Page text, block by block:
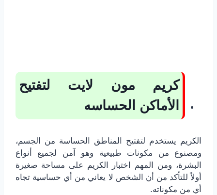
كريم مون لايت لتفتيح
الأماكن الحساسه
الكريم يستخدم لتفتيح المناطق الحساسة من الجسم،
ومصنوع من مكونات طبيعية وهو آمن لجميع أنواع
البشرة، ومن المهم اختبار الكريم على مساحة صغيرة
أولاً للتأكد من أن الشخص لا يعاني من أي حساسية تجاه
أي من مكوناته.